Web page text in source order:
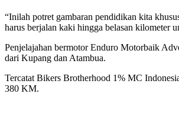
“Inilah potret gambaran pendidikan kita
harus berjalan kaki hingga belasan kilometer
Penjelajahan bermotor Enduro Motorbaik
dari Kupang dan Atambua.
Tercatat Bikers Brotherhood 1% MC
380 KM.